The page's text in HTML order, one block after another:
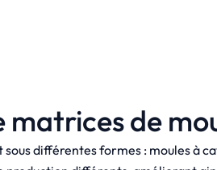
matrices de
différentes formes : moules à